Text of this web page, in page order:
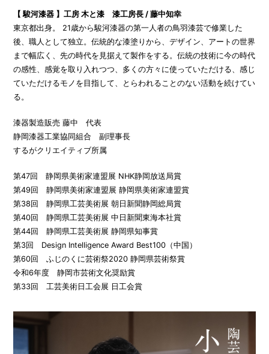
【 駿河漆器 】工房 木と漆 漆工房長 / 藤中知幸
東京都出身。 21歳から駿河漆器の第一人者の鳥羽漆芸で修業した
後、職人として独立。伝統的な漆塗りから、デザイン、アートの世界
まで幅広く、先の時代を見据えて製作をする。伝統の技術に今の時代
の感性、感覚を取り入れつつ、多くの方々に使っていただける、感じ
ていただけるモノを目指して、とらわれることのない活動を続けてい
る。
漆器製造販売 藤中 代表
静岡漆器工業協同組合 副理事長
するがクリエイティブ所属
第47回 静岡県美術家連盟展 NHK静岡放送局賞
第49回 静岡県美術家連盟展 静岡県美術家連盟賞
第38回 静岡県工芸美術展 朝日新聞静岡総局賞
第40回 静岡県工芸美術展 中日新聞東海本社賞
第44回 静岡県工芸美術展 静岡県知事賞
第3回 Design Intelligence Award Best100（中国）
第60回 ふじのくに芸術祭2020 静岡県芸術祭賞
令和6年度 静岡市芸術文化奨励賞
第33回 工芸美術日工会展 日工会賞